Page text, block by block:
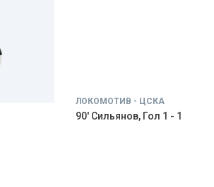
ЛОКОМОТИВ - ЦСКА
90' Сильянов, Гол 1 - 1